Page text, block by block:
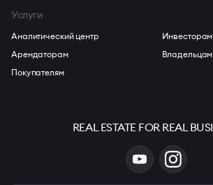
Услуги
Аналитический центр
Арендаторам
Покупателям
Инвесторам
REAL ESTATE FOR REAL